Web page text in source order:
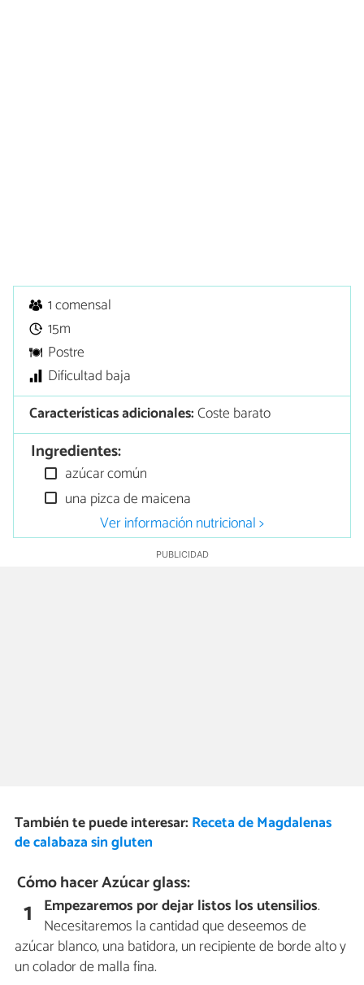
1 comensal
15m
Postre
Dificultad baja
Características adicionales:Coste barato
Ingredientes:
azúcar común
una pizca de maicena
Ver información nutricional >
También te puede interesar: Receta de Magdalenas
de calabaza sin gluten
Cómo hacer Azúcar glass:
1 Empezaremos por dejar listos los utensilios.
Necesitaremos la cantidad que deseemos de
azúcar blanco, una batidora, un recipiente de borde alto y
un colador de malla fina.